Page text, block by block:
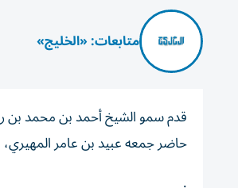
متابعات: «الخليج»
قدم سمو الشيخ أحمد بن محمد بن
حاضر جمعه عبيد بن عامر